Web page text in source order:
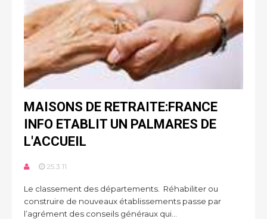
MAISONS DE RETRAITE:FRANCE
INFO ETABLIT UN PALMARES DE
L'ACCUEIL
25.3.11
Le classement des départements. Réhabiliter ou
construire de nouveaux établissements passe par
l’agrément des conseils généraux qui...